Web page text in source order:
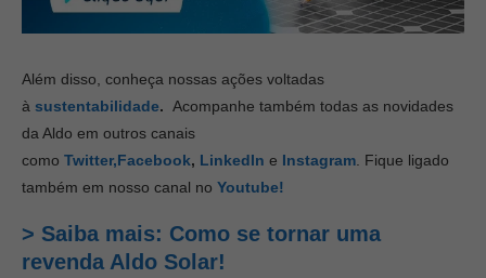
Além disso, conheça nossas ações voltadas
à sustentabilidade. Acompanhe também todas as novidades
da Aldo em outros canais
como Twitter,Facebook, LinkedIn e Instagram . Fique ligado
também em nosso canal no Youtube!
> Saiba mais: Como se tornar uma
revenda Aldo Solar!